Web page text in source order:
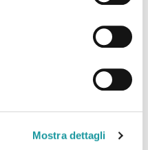
Mostra dettagli